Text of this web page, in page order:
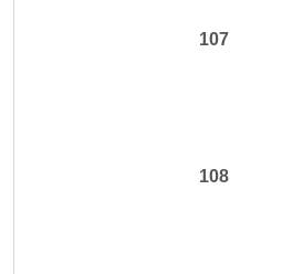
107
108